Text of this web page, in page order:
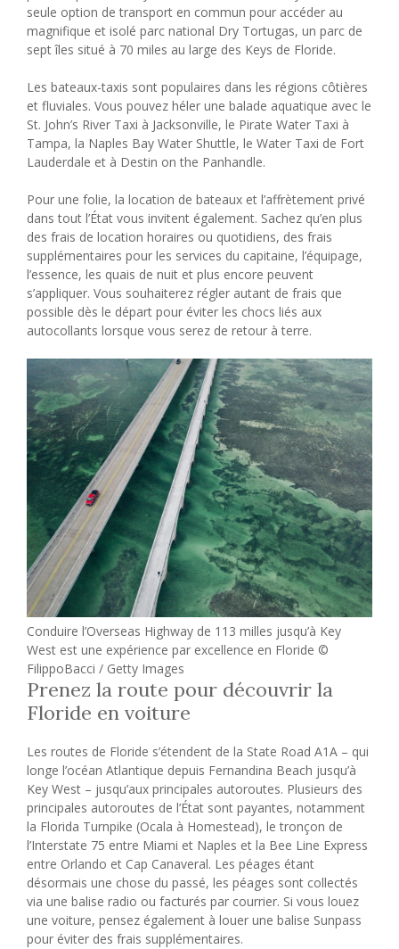
seule option de transport en commun pour accéder au
magnifique et isolé parc national Dry Tortugas, un parc de
sept îles situé à 70 miles au large des Keys de Floride.
Les bateaux-taxis sont populaires dans les régions côtières
et fluviales. Vous pouvez héler une balade aquatique avec le
St. John’s River Taxi à Jacksonville, le Pirate Water Taxi à
Tampa, la Naples Bay Water Shuttle, le Water Taxi de Fort
Lauderdale et à Destin on the Panhandle.
Pour une folie, la location de bateaux et l’affrètement privé
dans tout l’État vous invitent également. Sachez qu’en plus
des frais de location horaires ou quotidiens, des frais
supplémentaires pour les services du capitaine, l’équipage,
l’essence, les quais de nuit et plus encore peuvent
s’appliquer. Vous souhaiterez régler autant de frais que
possible dès le départ pour éviter les chocs liés aux
autocollants lorsque vous serez de retour à terre.
Conduire l’Overseas Highway de 113 milles jusqu’à Key
West est une expérience par excellence en Floride ©
FilippoBacci / Getty Images
Prenez la route pour découvrir la
Floride en voiture
Les routes de Floride s’étendent de la State Road A1A – qui
longe l’océan Atlantique depuis Fernandina Beach jusqu’à
Key West – jusqu’aux principales autoroutes. Plusieurs des
principales autoroutes de l’État sont payantes, notamment
la Florida Turnpike (Ocala à Homestead), le tronçon de
l’Interstate 75 entre Miami et Naples et la Bee Line Express
entre Orlando et Cap Canaveral. Les péages étant
désormais une chose du passé, les péages sont collectés
via une balise radio ou facturés par courrier. Si vous louez
une voiture, pensez également à louer une balise Sunpass
pour éviter des frais supplémentaires.